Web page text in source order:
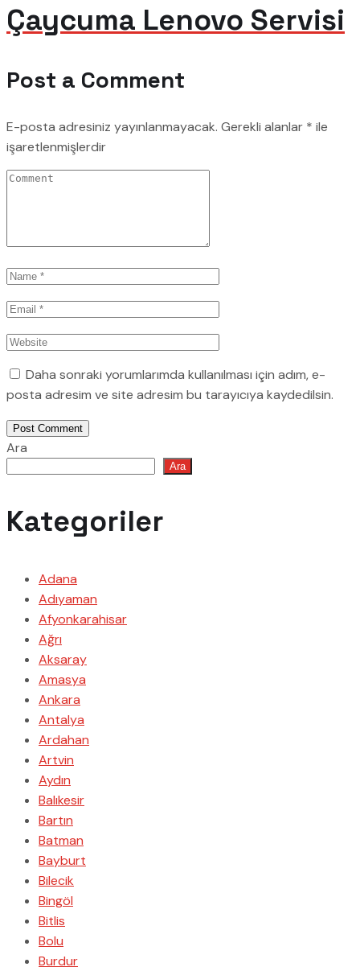
Çaycuma Lenovo Servisi
Post a Comment
E-posta adresiniz yayınlanmayacak. Gerekli alanlar * ile
işaretlenmişlerdir
Daha sonraki yorumlarımda kullanılması için adım, e-
posta adresim ve site adresim bu tarayıcıya kaydedilsin.
Post Comment
Ara
Ara
Kategoriler
Adana
Adıyaman
Afyonkarahisar
Ağrı
Aksaray
Amasya
Ankara
Antalya
Ardahan
Artvin
Aydın
Balıkesir
Bartın
Batman
Bayburt
Bilecik
Bingöl
Bitlis
Bolu
Burdur